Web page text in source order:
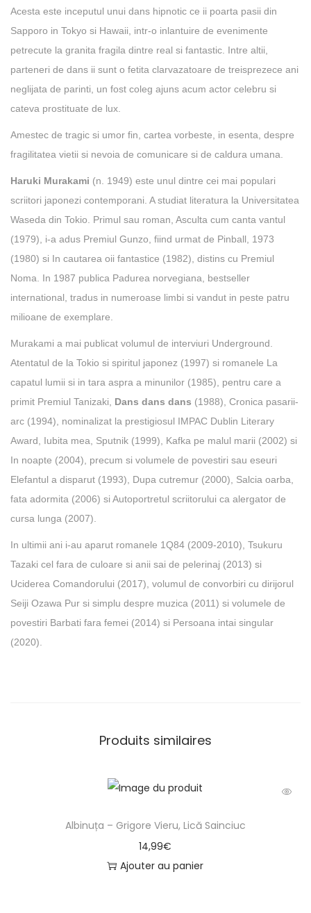
a
n
s
d
e
H
k
i
M
u
r
a
k
a
m
i
Acesta este inceputul unui dans hipnotic ce ii poarta pasii din
Sapporo in Tokyo si Hawaii, intr-o inlantuire de evenimente
petrecute la granita fragila dintre real si fantastic. Intre altii,
parteneri de dans ii sunt o fetita clarvazatoare de treisprezece ani
neglijata de parinti, un fost coleg ajuns acum actor celebru si
cateva prostituate de lux.
Amestec de tragic si umor fin, cartea vorbeste, in esenta, despre
fragilitatea vietii si nevoia de comunicare si de caldura umana.
Haruki Murakami (n. 1949) este unul dintre cei mai populari
scriitori japonezi contemporani. A studiat literatura la Universitatea
Waseda din Tokio. Primul sau roman, Asculta cum canta vantul
(1979), i-a adus Premiul Gunzo, fiind urmat de Pinball, 1973
(1980) si In cautarea oii fantastice (1982), distins cu Premiul
Noma. In 1987 publica Padurea norvegiana, bestseller
international, tradus in numeroase limbi si vandut in peste patru
milioane de exemplare.
Murakami a mai publicat volumul de interviuri Underground.
Atentatul de la Tokio si spiritul japonez (1997) si romanele La
capatul lumii si in tara aspra a minunilor (1985), pentru care a
primit Premiul Tanizaki,
Dans dans dans (1988), Cronica pasarii-
arc (1994), nominalizat la prestigiosul IMPAC Dublin Literary
Award, Iubita mea, Sputnik (1999), Kafka pe malul marii (2002) si
In noapte (2004), precum si volumele de povestiri sau eseuri
Elefantul a disparut (1993), Dupa cutremur (2000), Salcia oarba,
fata adormita (2006) si Autoportretul scriitorului ca alergator de
cursa lunga (2007).
In ultimii ani i-au aparut romanele 1Q84 (2009-2010), Tsukuru
Tazaki cel fara de culoare si anii sai de pelerinaj (2013) si
Uciderea Comandorului (2017), volumul de convorbiri cu dirijorul
Seiji Ozawa Pur si simplu despre muzica (2011) si volumele de
povestiri Barbati fara femei (2014) si Persoana intai singular
(2020).
Produits similaires
Albinuța – Grigore Vieru, Lică Sainciuc
14,99€
Ajouter au panier